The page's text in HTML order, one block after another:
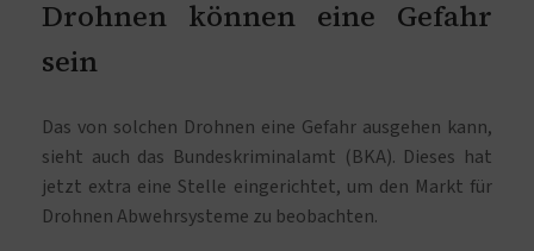
Drohnen können eine Gefahr
sein
Das von solchen Drohnen eine Gefahr ausgehen kann,
sieht auch das Bundeskriminalamt (BKA). Dieses hat
jetzt extra eine Stelle eingerichtet, um den Markt für
Drohnen Abwehrsysteme zu beobachten.